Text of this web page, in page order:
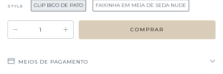
STYLE CLIP BICO DE PATO FAIXINHA EM MEIA DE SEDA NUDE
MEIOS DE PAGAMENTO